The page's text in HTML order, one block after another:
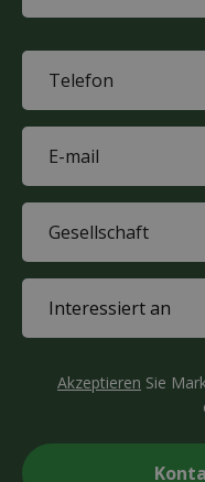
name
Phone
(Required)
E-
mail
(Required)
Company
(Required)
Interested
(Required)
Akzeptieren Sie